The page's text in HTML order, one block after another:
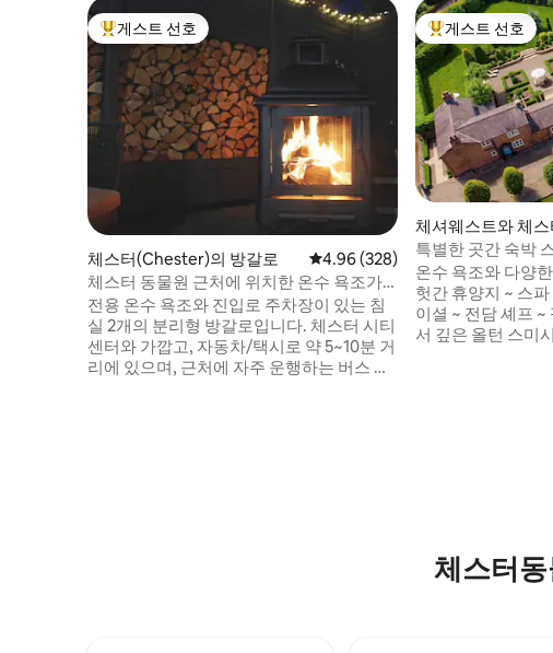
상위 게스트 선호
게스트 선호
체스터(Chester)의 방갈로 평점 4.96점(5점 만점), 후기 328
4.96 (328)
체스터 동물원 근처에 위치한 온수 욕조가
있는 전용 위치
전용 온수 욕조와 진입로 주차장이 있는 침
실 2개의 분리형 방갈로입니다. 체스터 시티
센터와 가깝고, 자동차/택시로 약 5~10분 거
리에 있으며, 근처에 자주 운행하는 버스 정
상위 게스트 선호
게스트 선호
체셔웨스트와 체
특별한 곳간 숙박 스파 트리트먼트 및 숙소
에 상주하는 셰프
온수 욕조와 다양
헛간 휴양지 ~ 스파 트리트먼트/마사지/페
이셜 ~ 전담 셰프
서 깊은 올턴 스미
체스터